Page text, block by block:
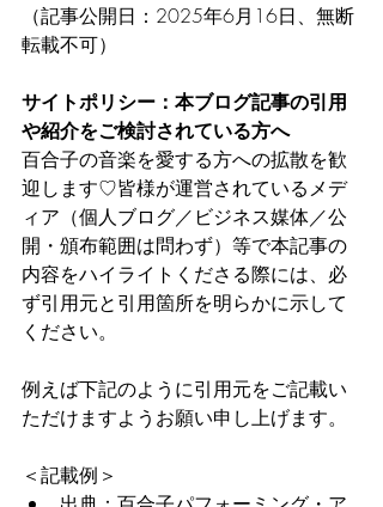
（記事公開日：2025年6月16日、無断
転載不可）
サイトポリシー：本ブログ記事の引用
や紹介をご検討されている方へ
百合子の音楽を愛する方への拡散を歓
迎します♡皆様が運営されているメデ
ィア（個人ブログ／ビジネス媒体／公
開・頒布範囲は問わず）等で本記事の
内容をハイライトくださる際には、必
ず引用元と引用箇所を明らかに示して
ください。
例えば下記のように引用元をご記載い
ただけますようお願い申し上げます。
＜記載例＞